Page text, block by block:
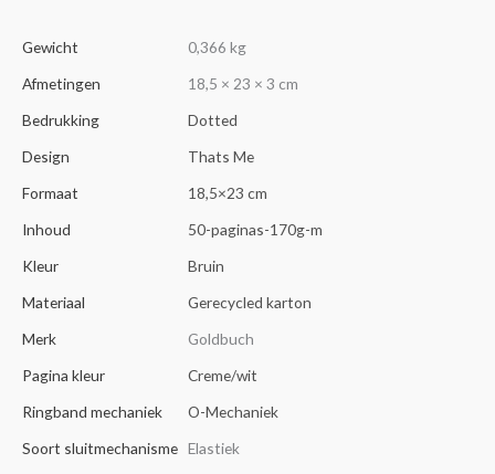
Gewicht
0,366 kg
Afmetingen
18,5 × 23 × 3 cm
Bedrukking
Dotted
Design
Thats Me
Formaat
18,5×23 cm
Inhoud
50-paginas-170g-m
Kleur
Bruin
Materiaal
Gerecycled karton
Merk
Goldbuch
Pagina kleur
Creme/wit
Ringband mechaniek
O-Mechaniek
Soort sluitmechanisme Elastiek